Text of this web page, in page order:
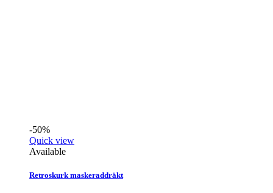
-50%
Quick view
Available
Retroskurk maskeraddräkt